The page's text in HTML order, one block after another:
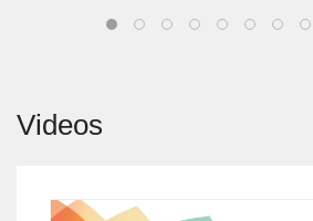
Videos